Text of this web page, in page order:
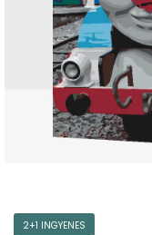
2+1 INGYENES